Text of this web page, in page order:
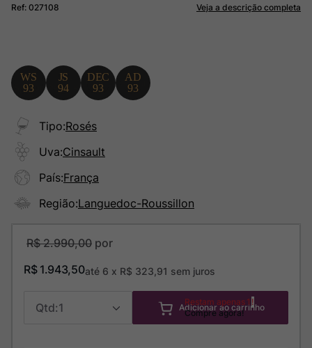
Ref: 027108 Veja a descrição completa
Tipo:Rosés
Uva:Cinsault
País:França
Região:Languedoc-Roussillon
R$ 2.990,00
R$ 1.943,50até 6 x R$ 323,91 sem juros
1 Adicionar ao carrinho
Restam apenas 1